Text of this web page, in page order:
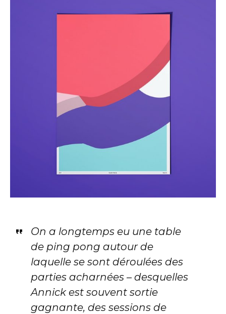
On a longtemps eu une table
de ping pong autour de
laquelle se sont déroulées des
parties acharnées – desquelles
Annick est souvent sortie
gagnante, des sessions de